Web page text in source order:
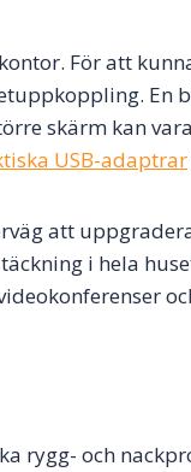
För att
En
skärm kan
USB-adaptrar
att
i hela
rygg- och